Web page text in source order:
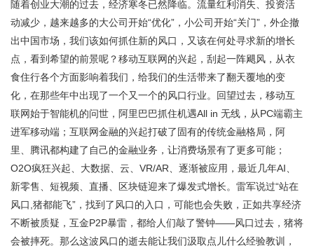
随着创业大潮的过去，经济寒冬已然降临。流量红利消失、投资活
动减少，越来越多的大公司开始“优化”，小公司开始“关门”，外企撤
出中国市场，我们该如何抓住新的风口，又该在何处寻求新的增长
点，看到希望的前景呢？移动互联网的兴起，刮起一阵飓风，从衣
食住行各个方面影响着我们，给我们的生活带来了翻天覆地的变
化，在那些年中出现了一个又一个的风口行业。回望过去，移动互
联网始于智能机的问世，阿里巴巴抓住机遇All in 无线，从PC端霸主
进军移动端；互联网金融的兴起打破了固有的传统金融格局，阿
里、腾讯都构建了自己的金融业务，让消费场景有了更多可能；
O2O疯狂兴起、大数据、云、VR/AR、逐渐被应用，最近几年AI、
新零售、短视频、直播、区块链迎来了爆发式增长。雷军说过“站在
风口,猪都能飞”，找到了风口的入口，可能也会失败，正如共享经济
不断被质疑，互金P2P暴雷，都给人们敲了警钟——风口过去，猪将
会被摔死。那么这波风口的逝去能让我们汲取点儿什么经验教训，